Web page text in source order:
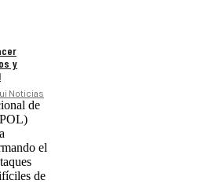
y
Noticias
de
el
de